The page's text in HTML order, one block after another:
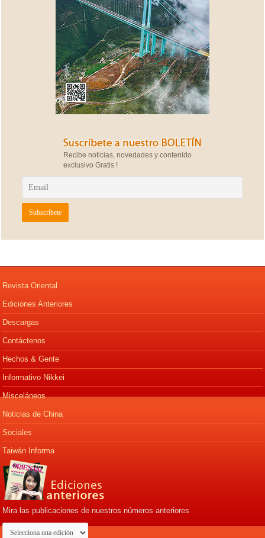
Recibe noticias, novedades y contenido
exclusivo Gratis !
Revista Oriental
Ediciones Anteriores
Descargas
Contáctenos
Hechos & Gente
Informativo Nikkei
Misceláneos
Noticias de China
Sociales
Taiwán Informa
Mira las publicaciones de nuestros números anteriores